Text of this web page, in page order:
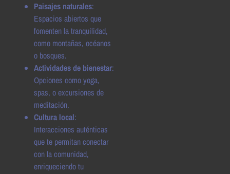
Paisajes naturales:
Espacios abiertos que
fomenten la tranquilidad,
como montañas, océanos
o bosques.
Actividades de bienestar:
Opciones como yoga,
spas, o excursiones de
meditación.
Cultura local:
Interacciones auténticas
que te permitan conectar
con la comunidad,
enriqueciendo tu